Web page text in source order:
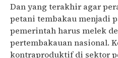
Dan yang terakhir agar
petani tembakau menjadi
pemerintah harus melek
pertembakauan nasional.
kontraproduktif di sektor